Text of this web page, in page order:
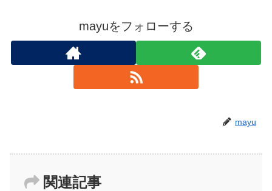
mayuをフォローする
mayu
関連記事